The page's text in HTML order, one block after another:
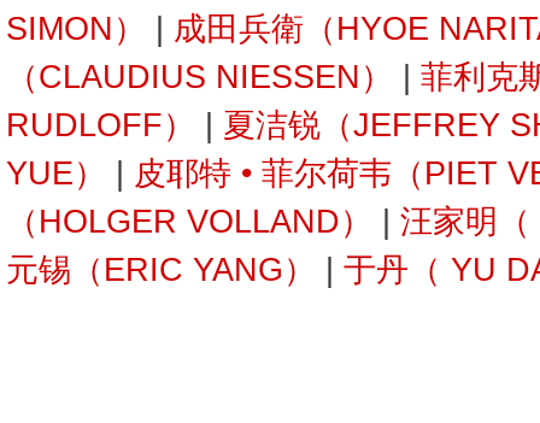
SIMON）
成田兵衛（HYOE
（CLAUDIUS NIESSEN）
菲利克
RUDLOFF）
夏洁锐（JEFFREY
YUE）
皮耶特 • 菲尔荷韦（PIET
（HOLGER VOLLAND）
汪家明
元锡（ERIC YANG）
于丹（ YU